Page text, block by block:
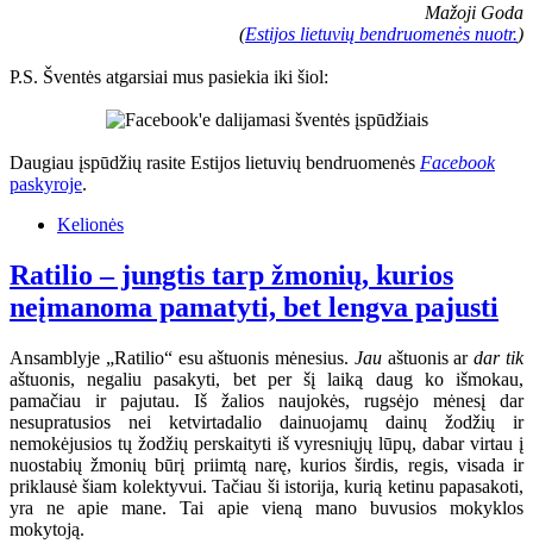
Mažoji Goda
(Estijos lietuvių bendruomenės nuotr.)
P.S. Šventės atgarsiai mus pasiekia iki šiol:
Daugiau įspūdžių rasite Estijos lietuvių bendruomenės Facebook
paskyroje.
Kelionės
Ratilio – jungtis tarp žmonių, kurios
neįmanoma pamatyti, bet lengva pajusti
Ansamblyje „Ratilio“ esu aštuonis mėnesius. Jauaštuonis ardar tik
aštuonis, negaliu pasakyti, bet per šį laiką daug ko išmokau,
pamačiau ir pajutau. Iš žalios naujokės, rugsėjo mėnesį dar
nesupratusios nei ketvirtadalio dainuojamų dainų žodžių ir
nemokėjusios tų žodžių perskaityti iš vyresniųjų lūpų, dabar virtau į
nuostabių žmonių būrį priimtą narę, kurios širdis, regis, visada ir
priklausė šiam kolektyvui. Tačiau ši istorija, kurią ketinu papasakoti,
yra ne apie mane. Tai apie vieną mano buvusios mokyklos
mokytoją.